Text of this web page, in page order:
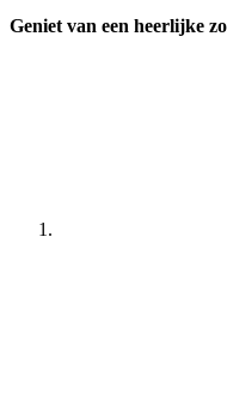
Geniet van een heerlijke